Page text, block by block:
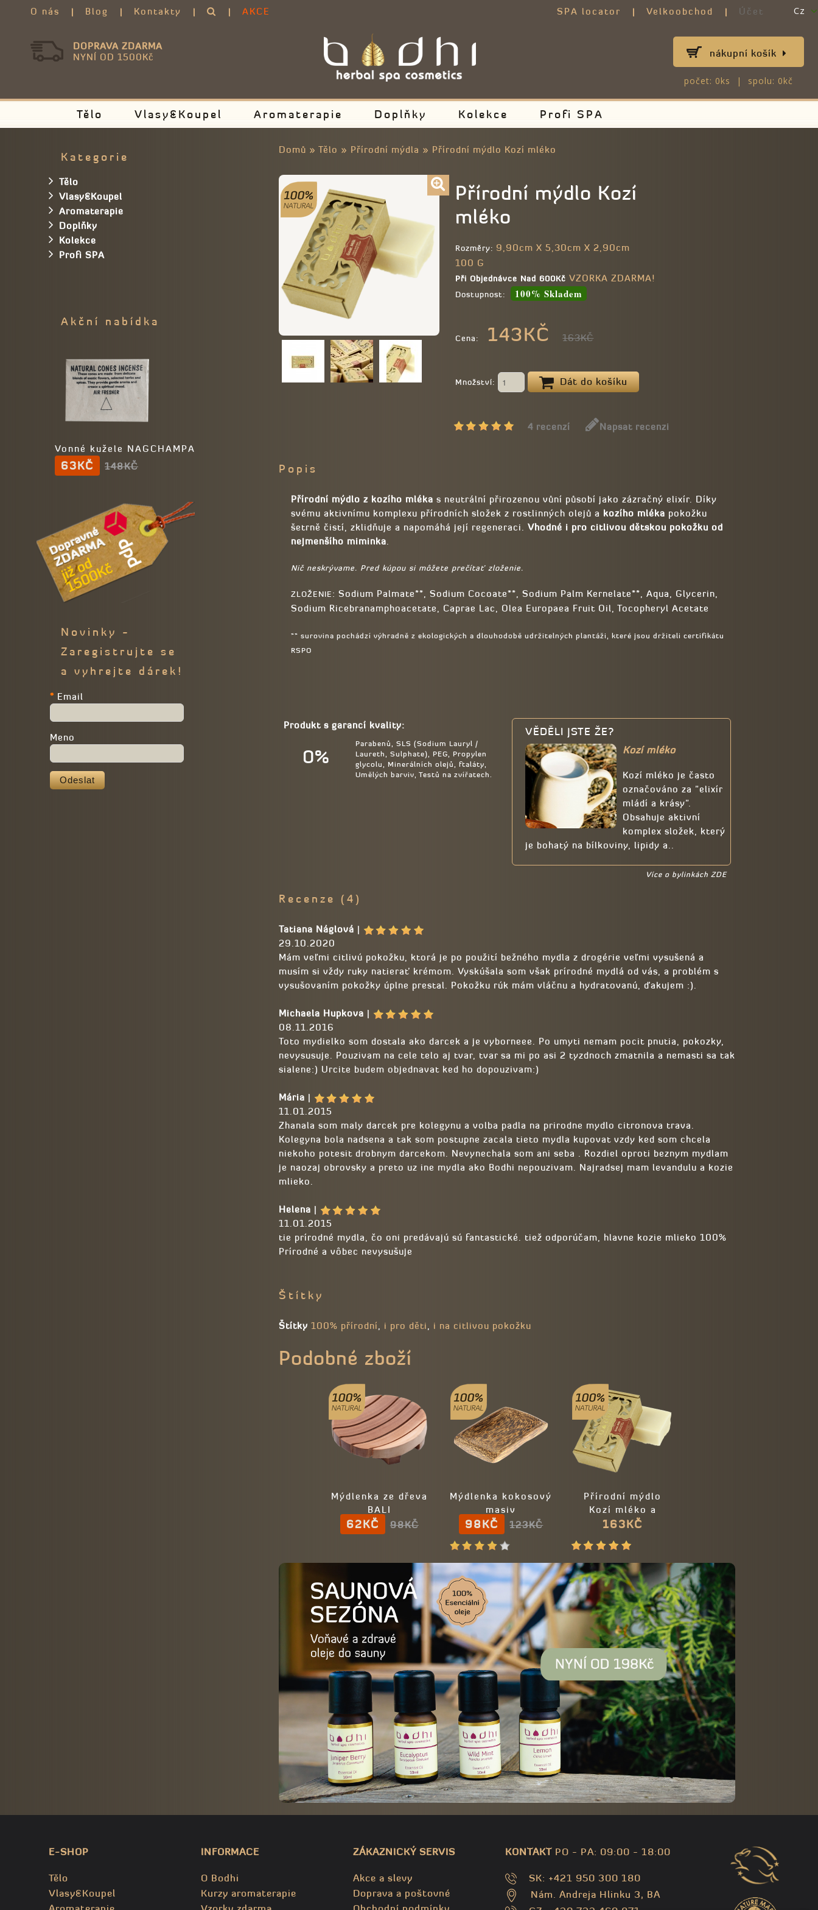
Cz
O nás Blog Kontakty AKCE SPA locator Velkoobchod Účet
DOPRAVA ZDARMA
NYNÍ OD 1500Kč
nákupní košík
počet: 0ks | spolu: 0kč
Tělo Vlasy&Koupel Aromaterapie Doplňky Kolekce Profi SPA
Domů »Tělo » Přírodní mýdla » Přírodní mýdlo Kozí mléko
Přírodní mýdlo Kozí
mléko
Rozměry: 9,90cm X 5,30cm X 2,90cm
100 G
Při Objednávce Nad 600KčVZORKA ZDARMA!
Dostupnost: 100% Skladem
Cena: 143KČ 163KČ
Množství: Dát do košíku
4 recenzí Napsat recenzi
Popis
Přírodní mýdlo z kozího mléka s neutrální přirozenou vůní působí jako zázračný elixír. Díky
svému aktivnímu komplexu přírodních složek z rostlinných olejů a kozího mléka pokožku
šetrně čistí, zklidňuje a napomáhá její regeneraci.Vhodné i pro citlivou dětskou pokožku od
nejmenšího miminka
Nič neskrývame. Pred kúpou si môžete prečítať zloženie.
ZLOŽENIE: Sodium Palmate**, Sodium Cocoate**, Sodium Palm Kernelate**, Aqua, Glycerin,
Sodium Ricebranamphoacetate, Caprae Lac, Olea Europaea Fruit Oil, Tocopheryl Acetate
** surovina pochádzí výhradně z ekologických a dlouhodobě udržitelných plantáži, které jsou držiteli certifikátu
RSPO
Produkt s garancí kvality:
0%
Parabenů, SLS (Sodium Lauryl /
Laureth, Sulphate), PEG, Propylen
glycolu, Minerálních olejů, ftaláty,
Umělých barviv, Testů na zvířatech.
VĚDĚLI JSTE ŽE?
Kozí mléko
Kozí mléko je často
označováno za "elixír
mládí a krásy".
Obsahuje aktivní
komplex složek, který
je bohatý na bílkoviny, lipidy a..
Více o bylinkách ZDE
Recenze (4)
Tatiana Náglová |
29.10.2020
Mám veľmi citlivú pokožku, ktorá je po použití bežného mydla z drogérie veľmi vysušená a
musím si vždy ruky natierať krémom. Vyskúšala som však prírodné mydlá od vás, a problém s
vysušovaním pokožky úplne prestal. Pokožku rúk mám vláčnu a hydratovanú, ďakujem :).
Michaela Hupkova |
08.11.2016
Toto mydielko som dostala ako darcek a je vyborneee. Po umyti nemam pocit pnutia, pokozky,
nevysusuje. Pouzivam na cele telo aj tvar, tvar sa mi po asi 2 tyzdnoch zmatnila a nemasti sa tak
sialene:) Urcite budem objednavat ked ho dopouzivam:)
Mária |
11.01.2015
Zhanala som maly darcek pre kolegynu a volba padla na prirodne mydlo citronova trava.
Kolegyna bola nadsena a tak som postupne zacala tieto mydla kupovat vzdy ked som chcela
niekoho potesit drobnym darcekom. Nevynechala som ani seba . Rozdiel oproti beznym mydlam
je naozaj obrovsky a preto uz ine mydla ako Bodhi nepouzivam. Najradsej mam levandulu a kozie
mlieko.
Helena |
11.01.2015
tie prírodné mydla, čo oni predávajú sú fantastické. tiež odporúčam, hlavne kozie mlieko 100%
Prírodné a vôbec nevysušuje
Štítky
Štítky 100% přírodní i pro děti i na citlivou pokožku
Podobné zboží
Mýdlenka ze dřeva
BALI
62KČ 98KČ
Mýdlenka kokosový
masiv
98KČ 123KČ
Přírodní mýdlo
Kozí mléko a
jalovec
163KČ
Kategorie
Tělo
Vlasy&Koupel
Aromaterapie
Doplňky
Kolekce
Profi SPA
Akční nabídka
Vonné kužele NAGCHAMPA
63KČ 148KČ
Novinky -
Zaregistrujte se
a vyhrejte dárek!
* Email
Meno
Odeslat
E-SHOP
Tělo
Vlasy&Koupel
INFORMACE
O Bodhi
Kurzy aromaterapie
ZÁKAZNICKÝ SERVIS
Akce a slevy
Doprava a poštovné
KONTAKT PO - PA: 09:00 - 18:00
SK: +421 950 300 180
Nám. Andreja Hlinku 3, BA